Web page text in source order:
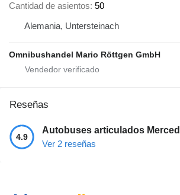
Cantidad de asientos 50
Alemania, Untersteinach
Omnibushandel Mario Röttgen GmbH
Reseñas
4.9
Autobuses articulados
Ver 2 reseñas